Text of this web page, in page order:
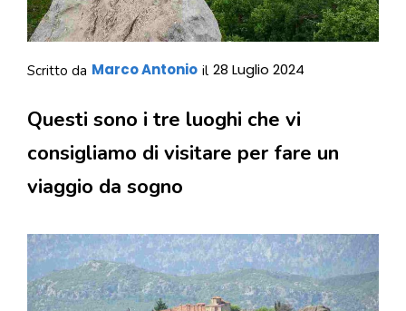
Scritto da Marco Antonio il 28 Luglio 2024
Questi sono i tre luoghi che vi
consigliamo di visitare per fare un
viaggio da sogno